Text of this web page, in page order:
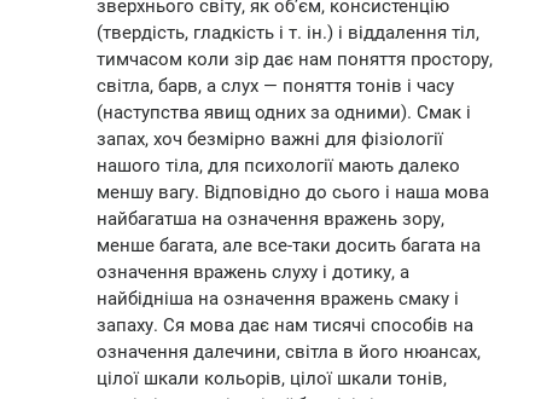
зверхнього світу, як об’єм, консистенцію
(твердість, гладкість і т. ін.) і віддалення тіл,
тимчасом коли зір дає нам поняття простору,
світла, барв, а слух — поняття тонів і часу
(наступства явищ одних за одними). Смак і
запах, хоч безмірно важні для фізіології
нашого тіла, для психології мають далеко
меншу вагу. Відповідно до сього і наша мова
найбагатша на означення вражень зору,
менше багата, але все-таки досить багата на
означення вражень слуху і дотику, а
найбідніша на означення вражень смаку і
запаху. Ся мова дає нам тисячі способів на
означення далечини, світла в його нюансах,
цілої шкали кольорів, цілої шкали тонів,